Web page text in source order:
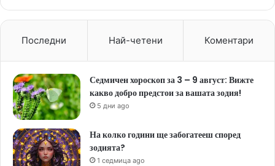
Последни Най-четени Коментари
Седмичен хороскоп за 3 – 9 август: Вижте
какво добро предстои за вашата зодия!
5 дни ago
На колко години ще забогатееш според
зодията?
1 седмица ago